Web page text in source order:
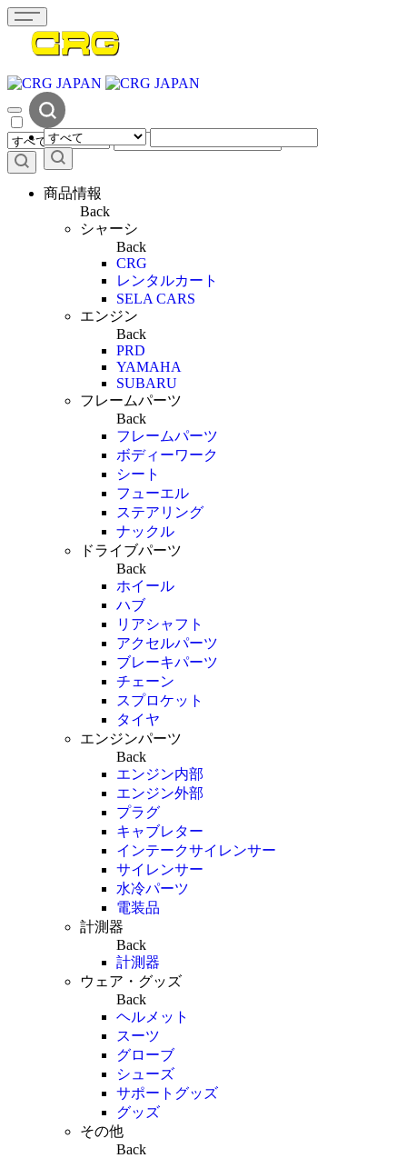
商品情報
Back
シャーシ
Back
CRG
レンタルカート
SELA CARS
エンジン
Back
PRD
YAMAHA
SUBARU
フレームパーツ
Back
フレームパーツ
ボディーワーク
シート
フューエル
ステアリング
ナックル
ドライブパーツ
Back
ホイール
ハブ
リアシャフト
アクセルパーツ
ブレーキパーツ
チェーン
スプロケット
タイヤ
エンジンパーツ
Back
エンジン内部
エンジン外部
プラグ
キャブレター
インテークサイレンサー
サイレンサー
水冷パーツ
電装品
計測器
Back
計測器
ウェア・グッズ
Back
ヘルメット
スーツ
グローブ
シューズ
サポートグッズ
グッズ
その他
Back